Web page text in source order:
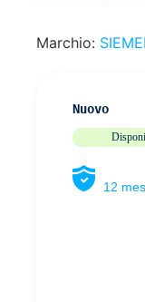
Marchio:
Nuovo
12